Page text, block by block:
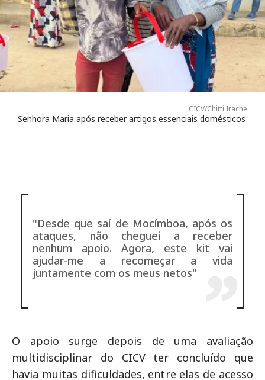
CICV/Chitti Irache
Senhora Maria após receber artigos essenciais domésticos
"Desde que saí de Mocímboa, após os
ataques, não cheguei a receber
nenhum apoio. Agora, este kit vai
ajudar-me a recomeçar a vida
juntamente com os meus netos"
O apoio surge depois de uma avaliação
multidisciplinar do CICV ter concluído que
havia muitas dificuldades, entre elas de acesso